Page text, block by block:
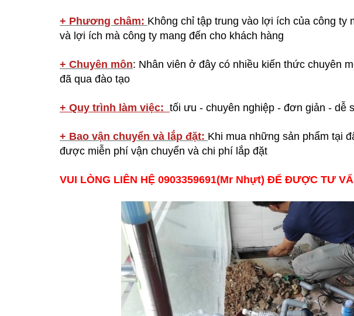
+ Phương châm: Không chỉ tập trung vào lợi ích của công ty
và lợi ích mà công ty mang đến cho khách hàng
+ Chuyên môn: Nhân viên ở đây có nhiều kiến thức chuyên
đã qua đào tạo
+ Quy trình làm việc: tối ưu - chuyên nghiệp - đơn giản - dễ
+ Bao vận chuyển và lắp đặt: Khi mua những sản phẩm tại
được miễn phí vận chuyển và chi phí lắp đặt
VUI LÒNG LIÊN HỆ 0903359691(Mr Nhựt) ĐỂ ĐƯỢC TƯ